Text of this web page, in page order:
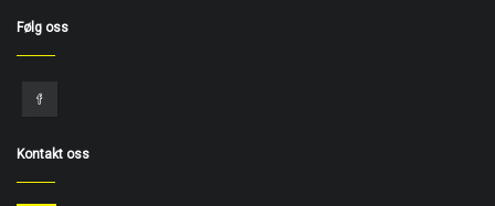
Følg oss
Kontakt oss